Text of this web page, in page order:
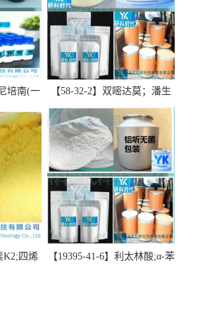
培南(一
科时代
”学创
支持定
等技术
【58-32-2】双嘧达莫；潘生
丁-精品科研试剂-湖北研科时
代科技-“研”无止境;“科”学创
新！支持三方验证；支持定
制；检测图谱；MSDS等技术
支持！
K2;四烯
【19395-41-6】利太林酸;α-苯